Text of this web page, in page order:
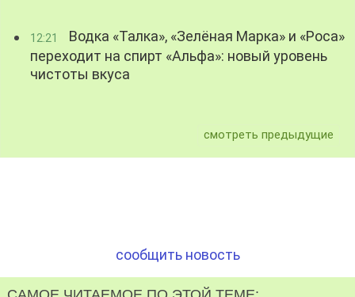
12:21
Водка «Талка», «Зелёная Марка» и «Роса»
переходит на спирт «Альфа»: новый уровень
чистоты вкуса
смотреть предыдущие
сообщить новость